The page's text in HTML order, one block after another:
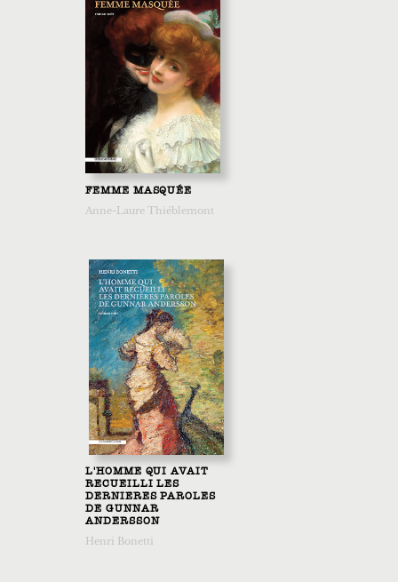
FEMME MASQUÉE
Anne-Laure Thiéblemont
L'HOMME QUI AVAIT
RECUEILLI LES
DERNIERES PAROLES
DE GUNNAR
ANDERSSON
Henri Bonetti